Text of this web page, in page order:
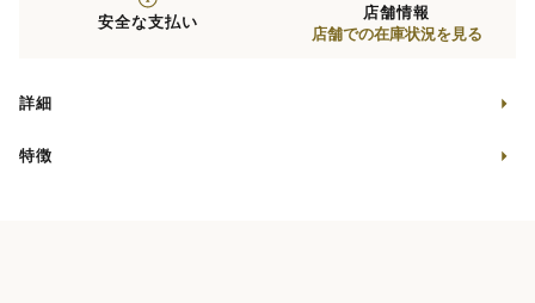
安全な支払い 店舗情報
店舗での在庫状況を見る
詳細
特徴